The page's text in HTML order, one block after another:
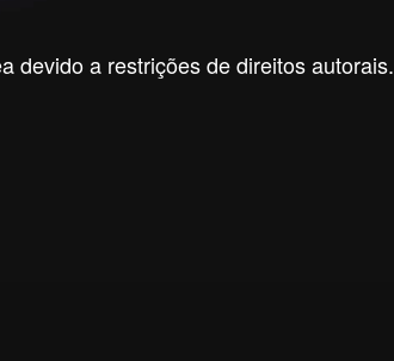
devido a restrições de direitos autorais.